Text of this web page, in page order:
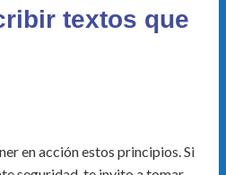
textos que
en acción estos principios. Si